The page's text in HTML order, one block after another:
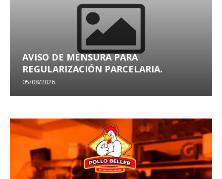
AVISO DE MENSURA PARA
REGULARIZACIÓN PARCELARIA.
05/08/2026